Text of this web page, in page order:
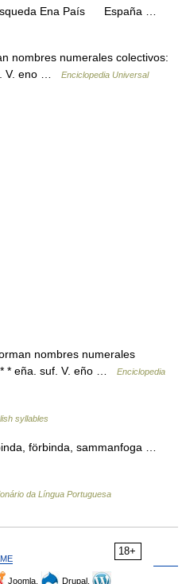
Ena País España …
nombres numerales colectivos:
V. eno …
Enciclopedia Universal
nombres numerales
* * eña. suf. V. eño …
Enciclopedia
syllables
förbinda, sammanfoga …
da Língua Portuguesa
18+
Joomla, Drupal,